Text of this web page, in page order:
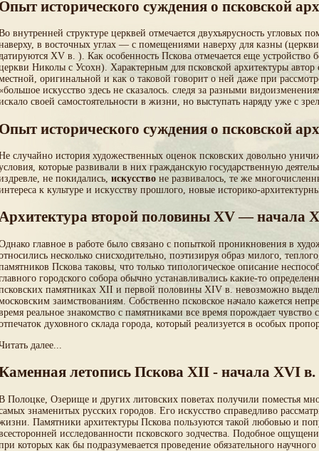
исторического суждения о псковской
внутренней структуре церквей отмечается двухъярусность
в восточных углах — с помещениями наверху для казны
XV в. ). Как особенность Пскова отмечается еще
Николы с Усохн). Характерным для псковской архитектуры
оригинальной и как о таковой говорит о ней даже при
искусство здесь не сказалось. следя за разными
своей самостоятельности в жизни, но выступать наряду уже с
исторического суждения о псковской
случайно история художественных оценок псковских довольно
которые развивали в них гражданскую государственную
не покидались, искусство не развивалось, те же
к культуре и искусству прошлого, новые историко-
второй половины XV — начала
главное в работе было связано с попыткой проникновения в
несколько снисходительно, поэтизируя образ милого,
Пскова таковы, что только типологическое описание
городского собора обычно устанавливались какие-то
памятниках XII и первой половины XIV в. невозможно
заимствованиям. Собственно псковское начало кажется
реальное знакомство с памятниками все время порождает
духовного склада города, который реализуется в особых
далее...
летопись Пскова XII - начала XVI в.
Полоцке, Озерище и других литовских поветах получили поместья
знаменитых русских городов. Его искусство справедливо
Памятники архитектуры Пскова пользуются такой любовью и
исследованности псковского зодчества. Подобное
которых как бы подразумевается проведение обязательного